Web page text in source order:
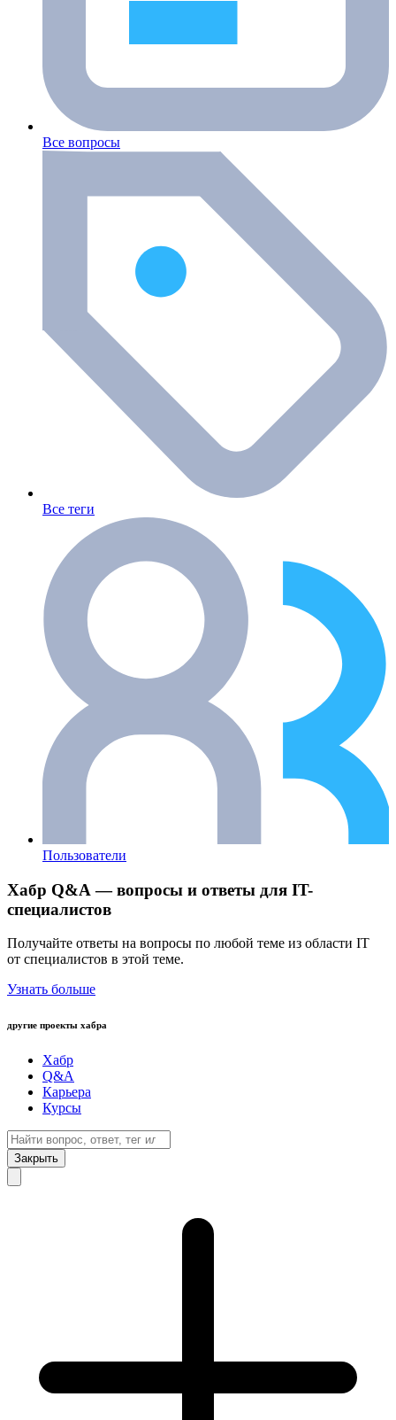
Все вопросы
Все теги
Пользователи
Хабр Q&A — вопросы и ответы для IT-
специалистов
Получайте ответы на вопросы по любой теме из области IT
от специалистов в этой теме.
Узнать больше
другие проекты хабра
Хабр
Q&A
Карьера
Курсы
Закрыть